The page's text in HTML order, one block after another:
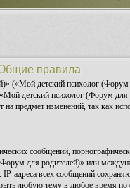
правила
(«Мой детский психолог
детский психолог (Форум
предмет изменений, так как
сообщений,
для родителей)» или
адреса всех сообщений
любую тему в любое время